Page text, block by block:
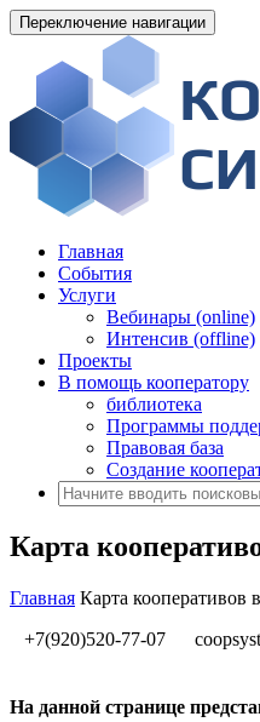
Переключение навигации
Главная
События
Услуги
Вебинары (online)
Интенсив (offline)
Проекты
В помощь кооператору
библиотека
Программы
Правовая база
Создание
Карта
Главная Карта кооперативов
+7(920)520-77-07
На данной странице